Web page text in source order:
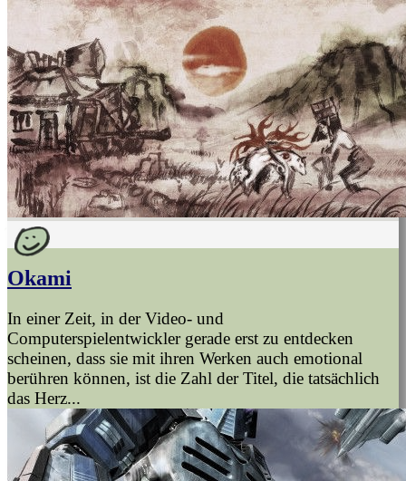
Okami
In einer Zeit, in der Video- und
Computerspielentwickler gerade erst zu entdecken
scheinen, dass sie mit ihren Werken auch emotional
berühren können, ist die Zahl der Titel, die tatsächlich
das Herz...